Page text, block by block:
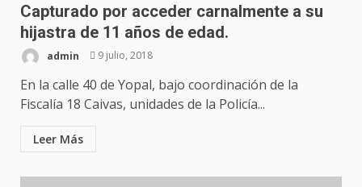
Capturado por acceder carnalmente a su
hijastra de 11 años de edad.
admin 9 julio, 2018
En la calle 40 de Yopal, bajo coordinación de la
Fiscalía 18 Caivas, unidades de la Policía...
Leer Más